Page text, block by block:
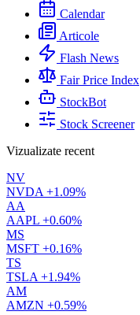
Calendar
Articole
Flash News
Fair Price Index
StockBot
Stock Screener
Vizualizate recent
NV
NVDA +1.09%
AA
AAPL +0.60%
MS
MSFT +0.16%
TS
TSLA +1.94%
AM
AMZN +0.59%